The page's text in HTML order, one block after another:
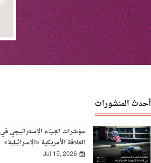
أحدث المنشورات
مؤشرات العِبْء الإستراتيجي في
العلاقة الأمريكية «الإسرائيلية»
Jul 15, 2026